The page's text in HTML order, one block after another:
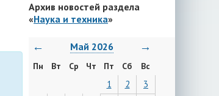
Архив новостей раздела
«Наука и техника»
← Май 2026 →
Пн Вт Ср Чт Пт Сб Вс
1 2
3